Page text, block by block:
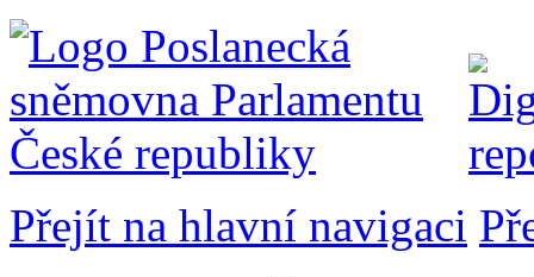
Přejít na hlavní navigaci